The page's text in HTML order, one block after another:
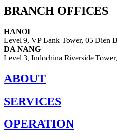
BRANCH OFFICES
HANOI
Level 9, VP Bank Tower, 05 Dien
DA NANG
Level 3, Indochina Riverside
ABOUT
SERVICES
OPERATION